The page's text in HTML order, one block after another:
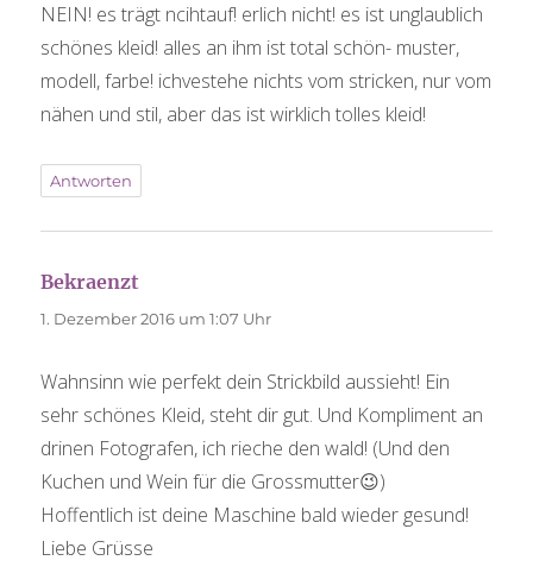
NEIN! es trägt ncihtauf! erlich nicht! es ist unglaublich
schönes kleid! alles an ihm ist total schön- muster,
modell, farbe! ichvestehe nichts vom stricken, nur vom
nähen und stil, aber das ist wirklich tolles kleid!
Antworten
Bekraenzt
1. Dezember 2016 um 1:07 Uhr
Wahnsinn wie perfekt dein Strickbild aussieht! Ein
sehr schönes Kleid, steht dir gut. Und Kompliment an
drinen Fotografen, ich rieche den wald! (Und den
Kuchen und Wein für die Grossmutter😉)
Hoffentlich ist deine Maschine bald wieder gesund!
Liebe Grüsse